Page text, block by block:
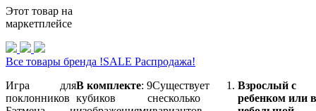
Этот товар на
маркетплейсе
Все товары бренда !SALE Распродажа!
Игра для
поклонников
В комплекте: 9
кубиков с
Существует
несколько
Взрослый с
ребенком или в